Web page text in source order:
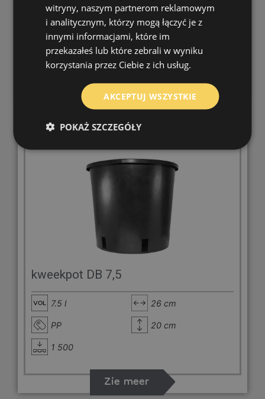
4.3 l 22 cm
16 cm
2 000
Zie meer
kweekpot DB 7,5
7.5 l 26 cm
PP 20 cm
1 500
Zie meer
witryny, naszym partnerom reklamowym
i analitycznym, którzy mogą łączyć je z
innymi informacjami, które im
przekazałeś lub które zebrali w wyniku
korzystania przez Ciebie z ich usług.
AKCEPTUJ WSZYSTKIE
POKAŻ SZCZEGÓŁY